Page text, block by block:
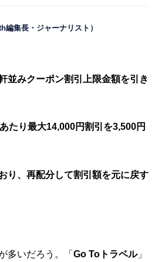
編集長・ジャーナリスト）
並みクーポン割引上限金額を引き
たり最大14,000円割引を3,500円
り、再配分して割引額を元に戻す
多いだろう。「Go Toトラベル」